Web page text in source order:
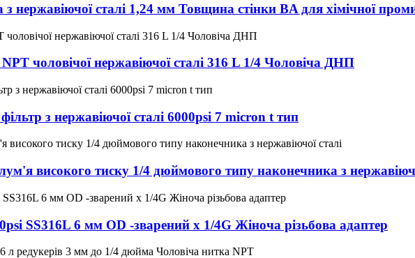
нержавіючої сталі 1,24 мм Товщина стінки BA для хімічної
NPT чоловічої нержавіючої сталі 316 L 1/4 Чоловіча ДНП
з нержавіючої сталі 6000psi 7 micron t тип
високого тиску 1/4 дюймового типу наконечника з
SS316L 6 мм OD -зварений x 1/4G Жіноча різьбова адаптер